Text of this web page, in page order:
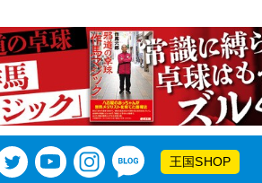
王国SHOP